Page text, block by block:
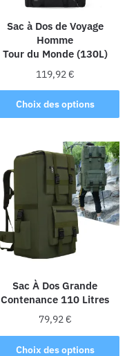
la
page
du
produit
Sac à Dos de Voyage
Homme
Tour du Monde (130L)
119,92€
Choix des options
Ce
produit
plusieurs
variations.
Les
options
peuvent
être
choisies
la
page
du
produit
Sac À Dos Grande
Contenance 110 Litres
79,92€
Choix des options
Ce